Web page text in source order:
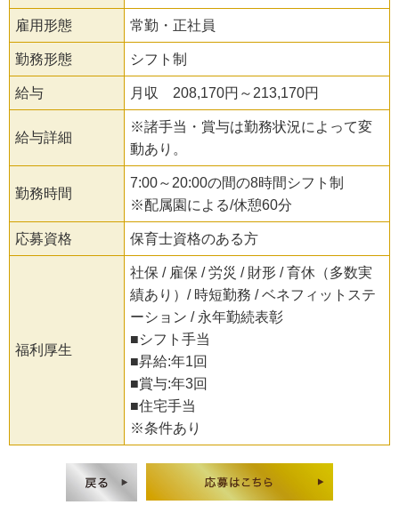
雇用形態 常勤・正社員
勤務形態 シフト制
給与 月収 208,170円～213,170円
給与詳細
※諸手当・賞与は勤務状況によって変
動あり。
勤務時間
7:00～20:00の間の8時間シフト制
※配属園による/休憩60分
応募資格 保育士資格のある方
福利厚生
社保 / 雇保 / 労災 / 財形 / 育休（多数実
績あり）/ 時短勤務 / ベネフィットステ
ーション / 永年勤続表彰
■シフト手当
■昇給:年1回
■賞与:年3回
■住宅手当
※条件あり